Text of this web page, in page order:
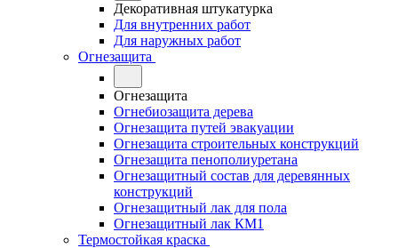
Декоративная штукатурка
Для внутренних работ
Для наружных работ
Огнезащита
Огнезащита
Огнебиозащита дерева
Огнезащита путей эвакуации
Огнезащита строительных конструкций
Огнезащита пенополиуретана
Огнезащитный состав для деревянных
конструкций
Огнезащитный лак для пола
Огнезащитный лак КМ1
Термостойкая краска